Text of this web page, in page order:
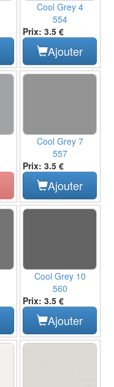
Cool Grey 4
554
Prix: 3.5 €
Ajouter
Cool Grey 7
557
Prix: 3.5 €
Ajouter
Cool Grey 10
560
Prix: 3.5 €
Ajouter